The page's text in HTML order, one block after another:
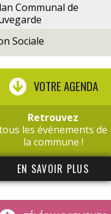
Communal de
Sociale
VOTRE AGENDA
Retrouvez
les événements de
la commune !
EN SAVOIR PLUS